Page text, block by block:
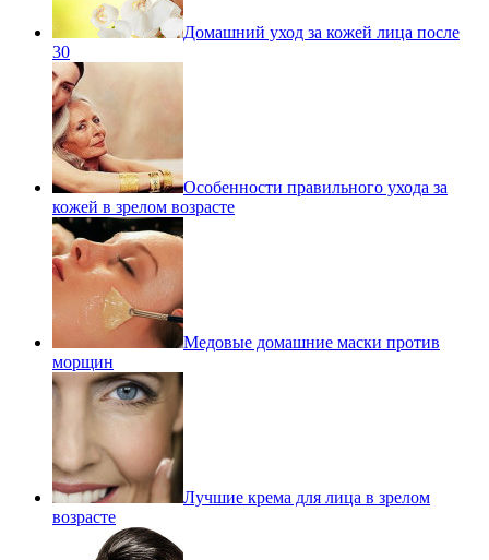
Домашний уход за кожей лица после
30
Особенности правильного ухода за
кожей в зрелом возрасте
Медовые домашние маски против
морщин
Лучшие крема для лица в зрелом
возрасте